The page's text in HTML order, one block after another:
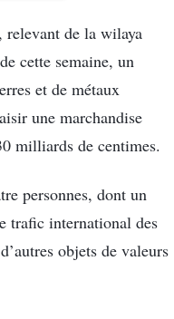
relevant de la wilaya
cette semaine, un
et de métaux
une marchandise
milliards de centimes.
personnes, dont un
trafic international des
objets de valeurs